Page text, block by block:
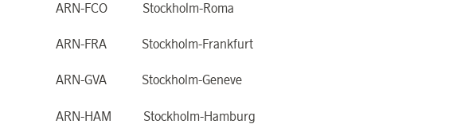
ARN-FCO Stockholm-Roma
ARN-FRA Stockholm-Frankfurt
ARN-GVA Stockholm-Geneve
ARN-HAM Stockholm-Hamburg